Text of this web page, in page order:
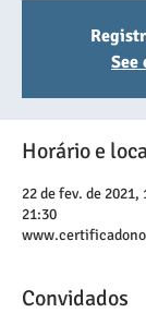
See
Horário e
22 de fev. de 2021,
21:30
Convidados